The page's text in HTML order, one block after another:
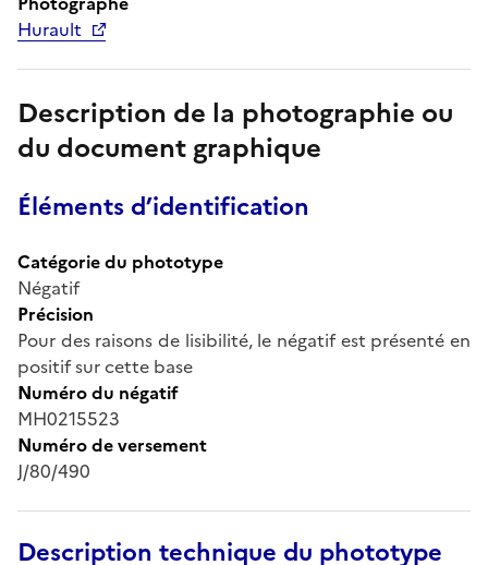
Hurault
Description de la photographie ou
du document graphique
Éléments d’identification
Catégorie du phototype
Négatif
Précision
Pour des raisons de lisibilité, le négatif est présenté en
positif sur cette base
Numéro du négatif
MH0215523
Numéro de versement
J/80/490
Description technique du phototype